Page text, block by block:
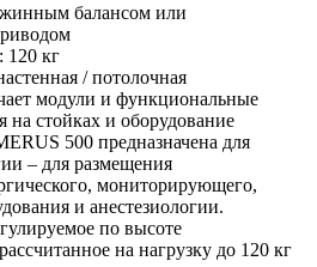
балансом или
120 кг
/ потолочная
модули и функциональные
на стойках и оборудование
500 предназначена для
– для размещения
мониторирующего,
и анестезиологии.
по высоте
на нагрузку до 120 кг